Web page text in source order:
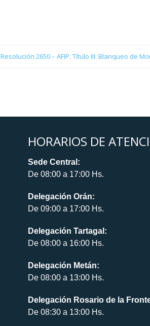
Resolución 2650 – AFIP. Título III: Blanqueo de
HORARIOS DE
Sede Central:
De 08:00 a 17:00 Hs.
Delegación Orán:
De 09:00 a 17:00 Hs.
Delegación Tartagal:
De 08:00 a 16:00 Hs.
Delegación Metán:
De 08:00 a 13:00 Hs.
Delegación Rosario de la
De 08:30 a 13:00 Hs.